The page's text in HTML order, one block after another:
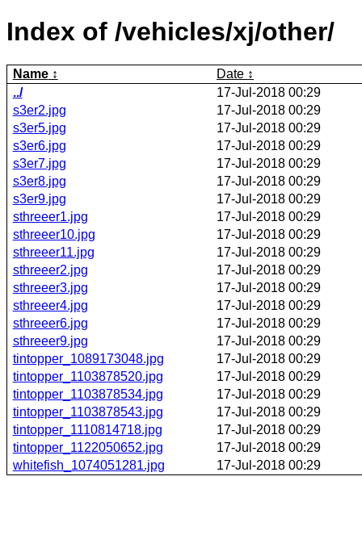
Index of /vehicles/xj/other/
Name
Date
../
17-Jul-2018 00:29
s3er2.jpg
17-Jul-2018 00:29
s3er5.jpg
17-Jul-2018 00:29
s3er6.jpg
17-Jul-2018 00:29
s3er7.jpg
17-Jul-2018 00:29
s3er8.jpg
17-Jul-2018 00:29
s3er9.jpg
17-Jul-2018 00:29
sthreeer1.jpg
17-Jul-2018 00:29
sthreeer10.jpg
17-Jul-2018 00:29
sthreeer11.jpg
17-Jul-2018 00:29
sthreeer2.jpg
17-Jul-2018 00:29
sthreeer3.jpg
17-Jul-2018 00:29
sthreeer4.jpg
17-Jul-2018 00:29
sthreeer6.jpg
17-Jul-2018 00:29
sthreeer9.jpg
17-Jul-2018 00:29
tintopper_1089173048.jpg
17-Jul-2018 00:29
tintopper_1103878520.jpg
17-Jul-2018 00:29
tintopper_1103878534.jpg
17-Jul-2018 00:29
tintopper_1103878543.jpg
17-Jul-2018 00:29
tintopper_1110814718.jpg
17-Jul-2018 00:29
tintopper_1122050652.jpg
17-Jul-2018 00:29
whitefish_1074051281.jpg
17-Jul-2018 00:29